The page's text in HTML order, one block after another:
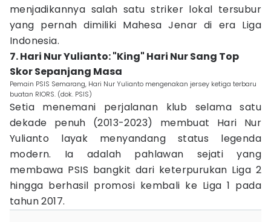
menjadikannya salah satu striker lokal tersubur
yang pernah dimiliki Mahesa Jenar di era Liga
Indonesia.
7. Hari Nur Yulianto: "King" Hari Nur Sang Top
Skor Sepanjang Masa
Pemain PSIS Semarang, Hari Nur Yulianto mengenakan jersey ketiga terbaru
buatan RIORS. (dok. PSIS)
Setia menemani perjalanan klub selama satu
dekade penuh (2013-2023) membuat Hari Nur
Yulianto layak menyandang status legenda
modern. Ia adalah pahlawan sejati yang
membawa PSIS bangkit dari keterpurukan Liga 2
hingga berhasil promosi kembali ke Liga 1 pada
tahun 2017.